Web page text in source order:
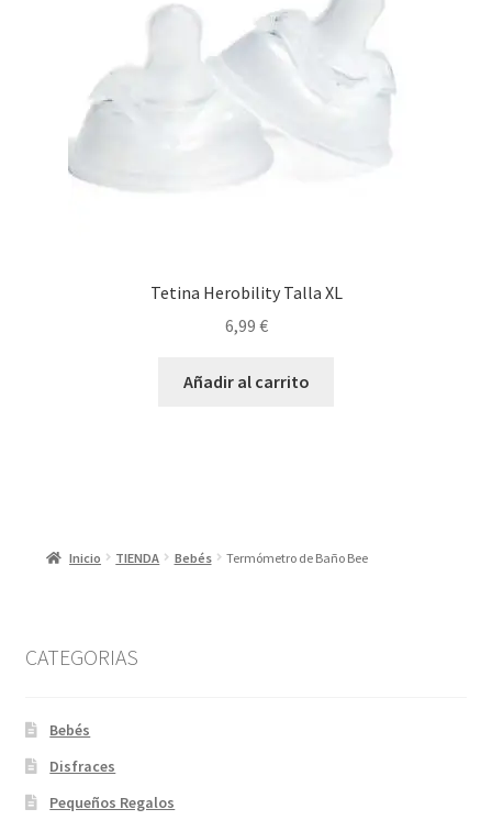
Tetina Herobility Talla XL
6,99 €
Añadir al carrito
Inicio TIENDA Bebés Termómetro de Baño Bee
CATEGORIAS
Bebés
Disfraces
Pequeños Regalos